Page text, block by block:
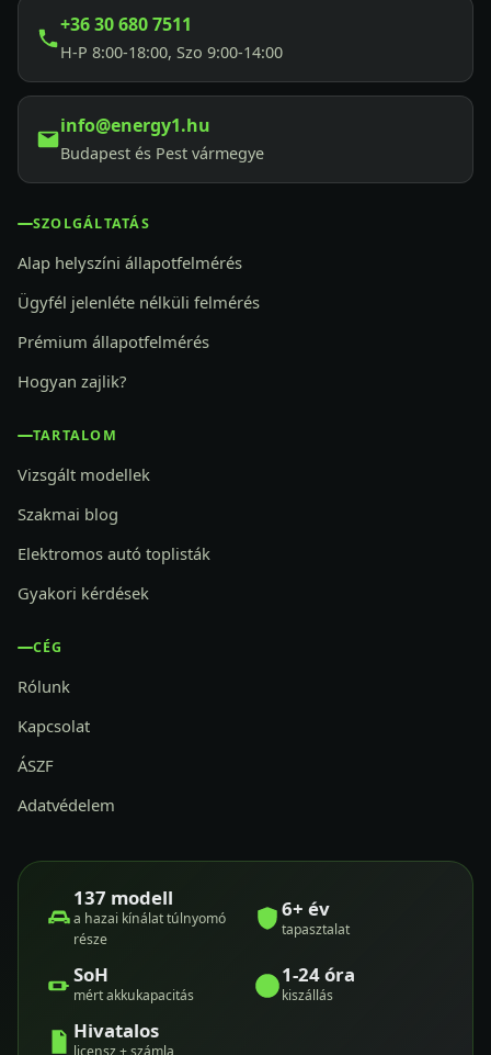
+36 30 680 7511
H-P 8:00-18:00, Szo 9:00-14:00
info@energy1.hu
Budapest és Pest vármegye
SZOLGÁLTATÁS
Alap helyszíni állapotfelmérés
Ügyfél jelenléte nélküli felmérés
Prémium állapotfelmérés
Hogyan zajlik?
TARTALOM
Vizsgált modellek
Szakmai blog
Elektromos autó toplisták
Gyakori kérdések
CÉG
Rólunk
Kapcsolat
ÁSZF
Adatvédelem
137 modell
a hazai kínálat túlnyomó
része
6+ év
tapasztalat
SoH
mért akkukapacitás
1-24 óra
kiszállás
Hivatalos
licensz + számla